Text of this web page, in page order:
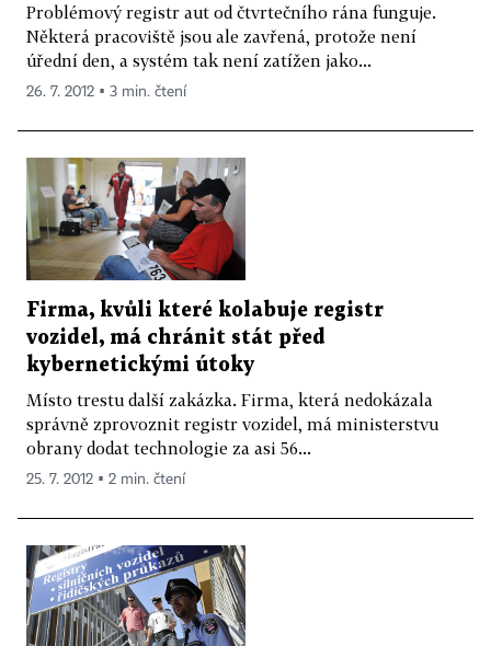
Problémový registr aut od čtvrtečního rána funguje.
Některá pracoviště jsou ale zavřená, protože není
úřední den, a systém tak není zatížen jako...
26. 7. 2012 ▪ 3 min. čtení
Firma, kvůli které kolabuje registr
vozidel, má chránit stát před
kybernetickými útoky
Místo trestu další zakázka. Firma, která nedokázala
správně zprovoznit registr vozidel, má ministerstvu
obrany dodat technologie za asi 56...
25. 7. 2012 ▪ 2 min. čtení